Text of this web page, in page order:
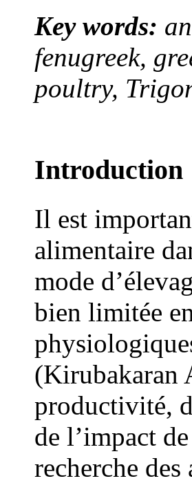
Key words:
fenugreek,
poultry,
Introduction
Il est
alimentaire
mode
bien limitée
(Kirubakaran
productivité,
de l’impact
recherche